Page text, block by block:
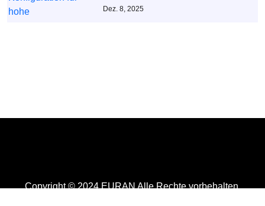
Dez. 8, 2025
Copyright © 2024 EURAN Alle Rechte vorbehalten.